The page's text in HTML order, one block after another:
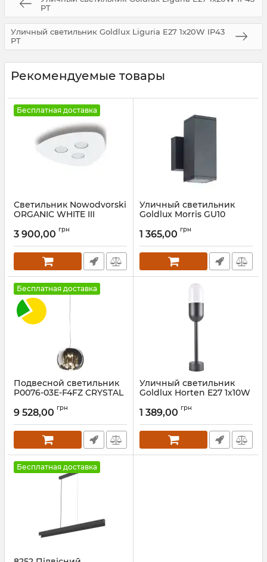
PT
Уличный светильник Goldlux Liguria E27 1x20W IP43
PT
Рекомендуемые товары
Бесплатная доставка
Светильник Nowodvorski
ORGANIC WHITE III
3 900,00 грн
Уличный светильник
Goldlux Morris GU10
Артикул:323248
1 365,00 грн
Бесплатная доставка
Подвесной светильник
P0076-03E-F4FZ CRYSTAL
Артикул:P0076-03E-F4FZ
9 528,00 грн
Уличный светильник
Goldlux Horten E27 1x10W
Артикул:314154
1 389,00 грн
Бесплатная доставка